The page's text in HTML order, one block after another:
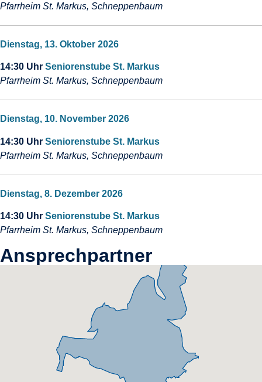
Pfarrheim St. Markus, Schneppenbaum
Dienstag, 13. Oktober 2026
14:30 Uhr Seniorenstube St. Markus
Pfarrheim St. Markus, Schneppenbaum
Dienstag, 10. November 2026
14:30 Uhr Seniorenstube St. Markus
Pfarrheim St. Markus, Schneppenbaum
Dienstag, 8. Dezember 2026
14:30 Uhr Seniorenstube St. Markus
Pfarrheim St. Markus, Schneppenbaum
Ansprechpartner